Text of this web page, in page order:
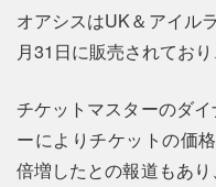
オアシスはUK＆アイル
月31日に販売されてお
チケットマスターのダ
ーによりチケットの価
倍増したとの報道もあ